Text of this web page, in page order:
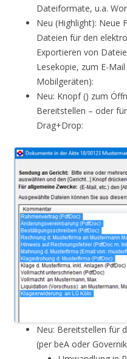
Dateiformate, u.a.
Neu (Highlight): Neue
Dateien für den
Exportieren von
Lesekopie, zum E-
Mobilgeräten):
Neu: Knopf () zum
Bereitstellen – oder
Drag+Drop:
Neu: Bereitstellen für
(per beA oder